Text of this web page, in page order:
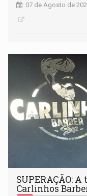
07 de Agosto de
SUPERAÇÃO:
Carlinhos